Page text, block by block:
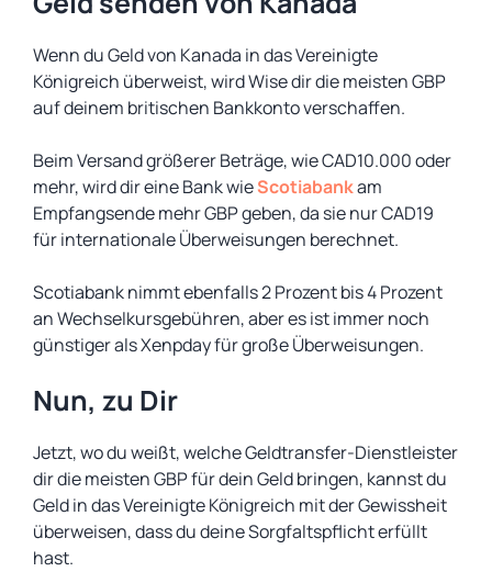
Wenn du Geld von Kanada in das Vereinigte
Königreich überweist, wird Wise dir die meisten GBP
auf deinem britischen Bankkonto verschaffen.
Beim Versand größerer Beträge, wie CAD10.000 oder
mehr, wird dir eine Bank wieScotiabankam
Empfangsende mehr GBP geben, da sie nur CAD19
für internationale Überweisungen berechnet.
Scotiabank nimmt ebenfalls 2 Prozent bis 4 Prozent
an Wechselkursgebühren, aber es ist immer noch
günstiger als Xenpday für große Überweisungen.
Nun, zu Dir
Jetzt, wo du weißt, welche Geldtransfer-Dienstleister
dir die meisten GBP für dein Geld bringen, kannst du
Geld in das Vereinigte Königreich mit der Gewissheit
überweisen, dass du deine Sorgfaltspflicht erfüllt
hast.